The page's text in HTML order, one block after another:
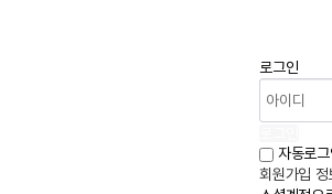
로그인
자동로
회원가입